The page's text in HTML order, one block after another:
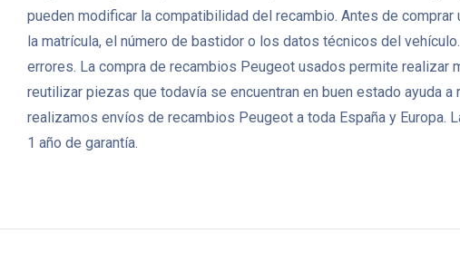
pueden modificar la compatibilidad del recambio. Antes de
la matrícula, el número de bastidor o los datos técnicos del
errores. La compra de recambios Peugeot usados permite realizar
reutilizar piezas que todavía se encuentran en buen estado ayuda
realizamos envíos de recambios Peugeot a toda España y
1 año de garantía.